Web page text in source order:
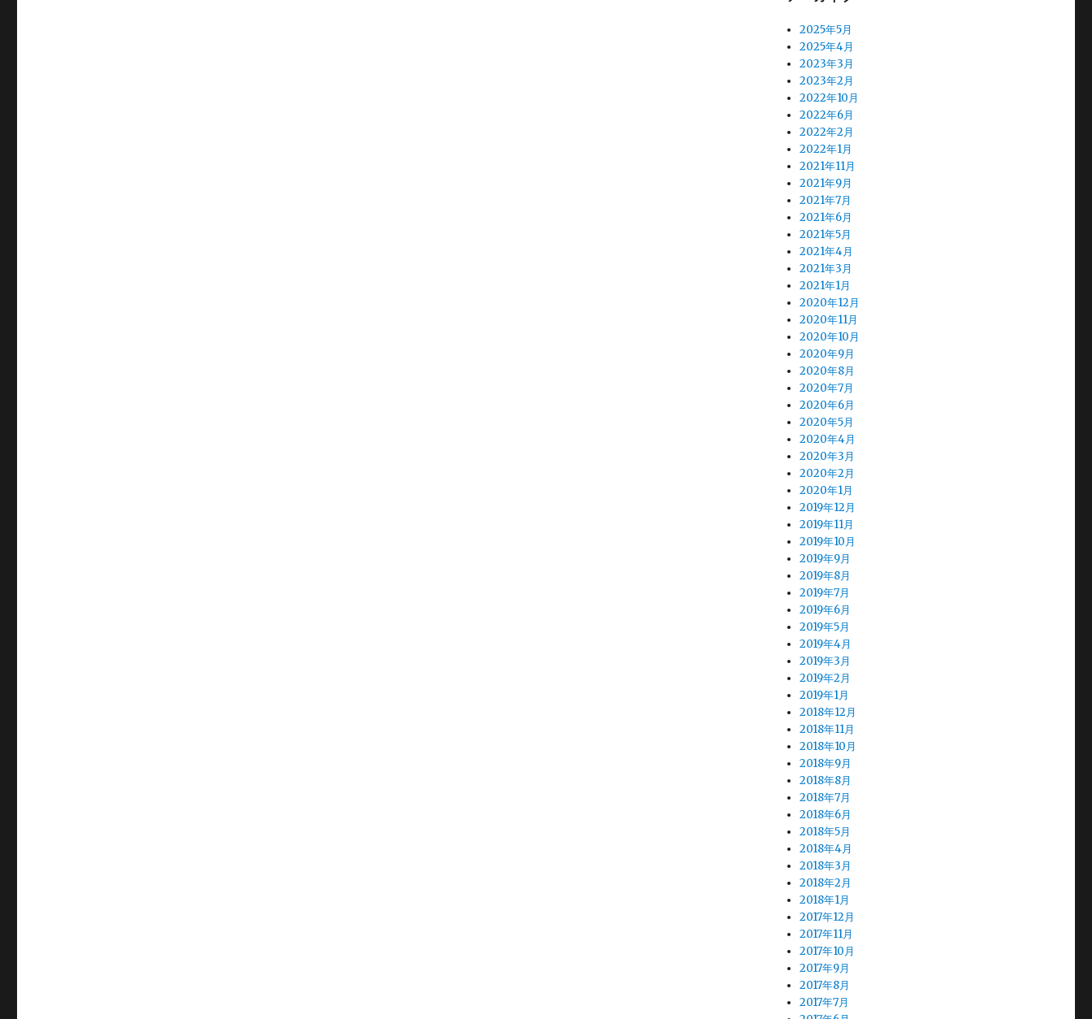
2025年5月
2025年4月
2023年3月
2023年2月
2022年10月
2022年6月
2022年2月
2022年1月
2021年11月
2021年9月
2021年7月
2021年6月
2021年5月
2021年4月
2021年3月
2021年1月
2020年12月
2020年11月
2020年10月
2020年9月
2020年8月
2020年7月
2020年6月
2020年5月
2020年4月
2020年3月
2020年2月
2020年1月
2019年12月
2019年11月
2019年10月
2019年9月
2019年8月
2019年7月
2019年6月
2019年5月
2019年4月
2019年3月
2019年2月
2019年1月
2018年12月
2018年11月
2018年10月
2018年9月
2018年8月
2018年7月
2018年6月
2018年5月
2018年4月
2018年3月
2018年2月
2018年1月
2017年12月
2017年11月
2017年10月
2017年9月
2017年8月
2017年7月